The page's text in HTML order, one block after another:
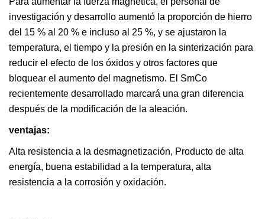
investigación y desarrollo aumentó la proporción de hierro
del 15 % al 20 % e incluso al 25 %, y se ajustaron la
temperatura, el tiempo y la presión en la sinterización para
reducir el efecto de los óxidos y otros factores que
bloquear el aumento del magnetismo. El SmCo
recientemente desarrollado marcará una gran diferencia
después de la modificación de la aleación.
ventajas:
Alta resistencia a la desmagnetización, Producto de alta
energía, buena estabilidad a la temperatura, alta
resistencia a la corrosión y oxidación.